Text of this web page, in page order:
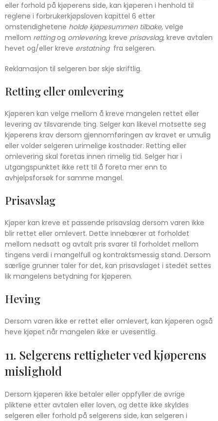
eller forhold på kjøperens side, kan kjøperen i henhold til
reglene i forbrukerkjøpsloven kapittel 6 etter
omstendighetene holde kjøpesummen tilbake, velge
mellom rettingog omlevering, kreve prisavslag, kreve avtalen
hevet og/eller kreve erstatning fra selgeren.
Reklamasjon til selgeren bør skje skriftlig.
Retting eller omlevering
Kjøperen kan velge mellom å kreve mangelen rettet eller
levering av tilsvarende ting. Selger kan likevel motsette seg
kjøperens krav dersom gjennomføringen av kravet er umulig
eller volder selgeren urimelige kostnader. Retting eller
omlevering skal foretas innen rimelig tid. Selger har i
utgangspunktet ikke rett til å foreta mer enn to
avhjelpsforsøk for samme mangel.
Prisavslag
Kjøper kan kreve et passende prisavslag dersom varen ikke
blir rettet eller omlevert. Dette innebærer at forholdet
mellom nedsatt og avtalt pris svarer til forholdet mellom
tingens verdi i mangelfull og kontraktsmessig stand. Dersom
særlige grunner taler for det, kan prisavslaget i stedet settes
lik mangelens betydning for kjøperen.
Heving
Dersom varen ikke er rettet eller omlevert, kan kjøperen også
heve kjøpet når mangelen ikke er uvesentlig.
11. Selgerens rettigheter ved kjøperens
mislighold
Dersom kjøperen ikke betaler eller oppfyller de øvrige
pliktene etter avtalen eller loven, og dette ikke skyldes
selgeren eller forhold på selgerens side, kan selgeren i